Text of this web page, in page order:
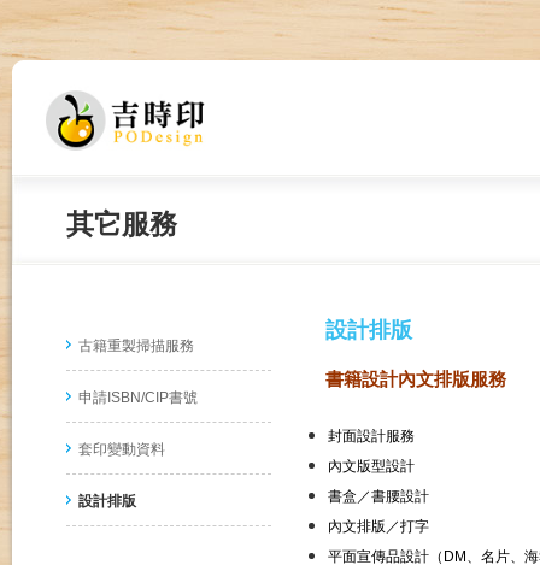
其它服務
古籍重製掃描服務
申請ISBN/CIP書號
套印變動資料
設計排版
設計排版
書籍設計內文排版服務
封面設計服務
內文版型設計
書盒／書腰設計
內文排版／打字
平面宣傳品設計（DM、名片、